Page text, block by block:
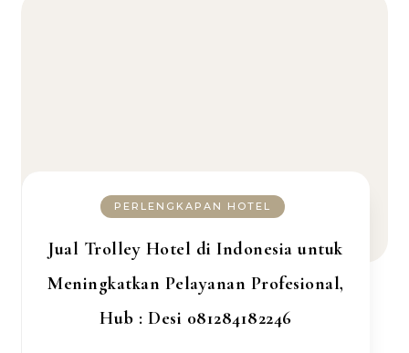
PERLENGKAPAN HOTEL
Jual Trolley Hotel di Indonesia untuk
Meningkatkan Pelayanan Profesional,
Hub : Desi 081284182246